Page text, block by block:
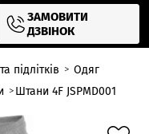
ЗАМОВИТИ
ДЗВІНОК
підлітків
Одяг
Штани 4F JSPMD001